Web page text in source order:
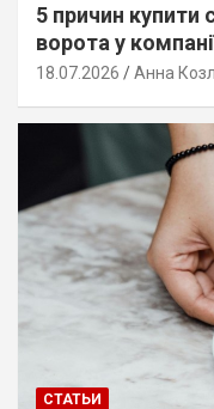
5 причин купити
ворота у
18.07.2026 Анна
СТАТЬИ